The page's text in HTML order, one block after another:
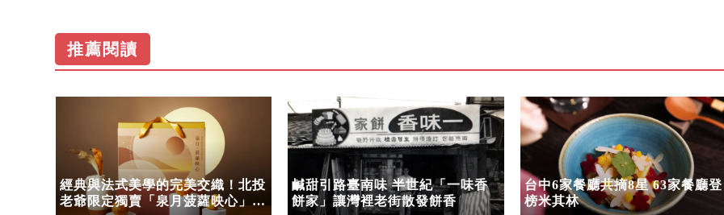
推薦閱讀
經典與法式美學的完美交織！北投
老爺限定獨賣「泉月菠蘿映心」中
鹹甜引路臺南味 半世紀「一味香
餅家」讓灣裡老街散發餅香
台中6家餐廳共摘8星 63家餐廳登
榜米其林